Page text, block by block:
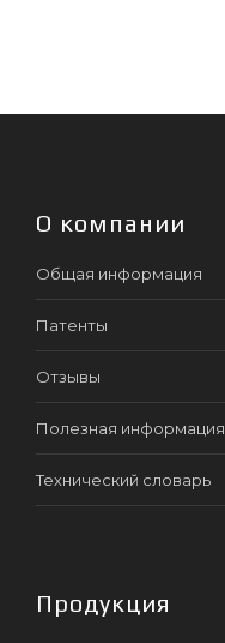
О компании
Общая информация
Патенты
Отзывы
Полезная информация
Технический словарь
Продукция